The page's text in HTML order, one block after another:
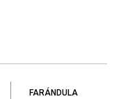
FARÁNDULA